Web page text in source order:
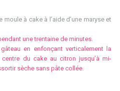
moule à cake à l’aide d’une maryse et
une trentaine de minutes.
en enfonçant verticalement la
centre du cake au citron jusqu’à mi-
sèche sans pâte collée.